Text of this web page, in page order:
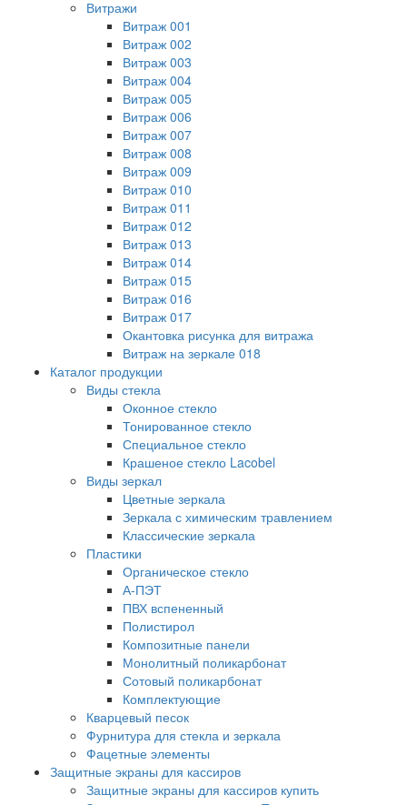
Витражи
Витраж 001
Витраж 002
Витраж 003
Витраж 004
Витраж 005
Витраж 006
Витраж 007
Витраж 008
Витраж 009
Витраж 010
Витраж 011
Витраж 012
Витраж 013
Витраж 014
Витраж 015
Витраж 016
Витраж 017
Окантовка рисунка для витража
Витраж на зеркале 018
Каталог продукции
Виды стекла
Оконное стекло
Тонированное стекло
Специальное стекло
Крашеное стекло Lacobel
Виды зеркал
Цветные зеркала
Зеркала с химическим травлением
Классические зеркала
Пластики
Органическое стекло
А-ПЭТ
ПВХ вспененный
Полистирол
Композитные панели
Монолитный поликарбонат
Сотовый поликарбонат
Комплектующие
Кварцевый песок
Фурнитура для стекла и зеркала
Фацетные элементы
Защитные экраны для кассиров
Защитные экраны для кассиров купить